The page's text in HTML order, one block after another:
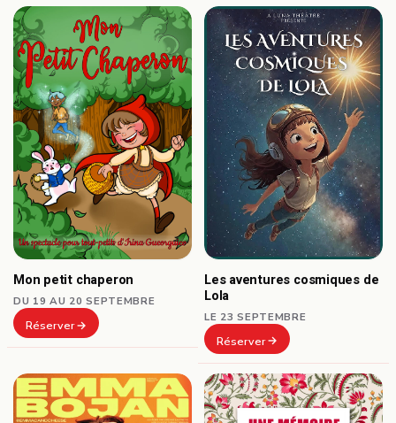
Mon petit chaperon
DU 19 AU 20 SEPTEMBRE
Réserver
Les aventures cosmiques de
Lola
LE 23 SEPTEMBRE
Réserver